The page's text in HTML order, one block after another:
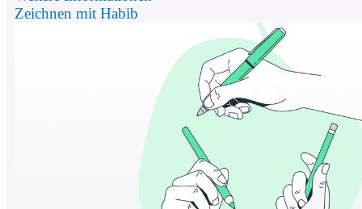
Zeichnen mit Habib